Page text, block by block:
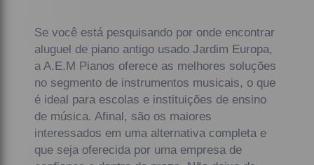
Se você está pesquisando por onde encontrar
aluguel de piano antigo usado Jardim Europa,
a A.E.M Pianos oferece as melhores soluções
no segmento de instrumentos musicais, o que
é ideal para escolas e instituições de ensino
de música. Afinal, são os maiores
interessados em uma alternativa completa e
que seja oferecida por uma empresa de